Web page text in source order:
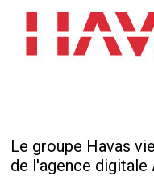
Le groupe Havas
de l'agence digitale